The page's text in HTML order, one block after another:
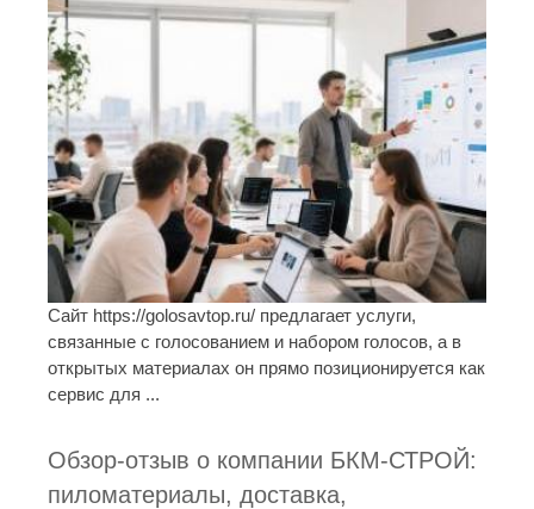
Сайт https://golosavtop.ru/ предлагает услуги,
связанные с голосованием и набором голосов, а в
открытых материалах он прямо позиционируется как
сервис для ...
Обзор-отзыв о компании БКМ-СТРОЙ:
пиломатериалы, доставка,